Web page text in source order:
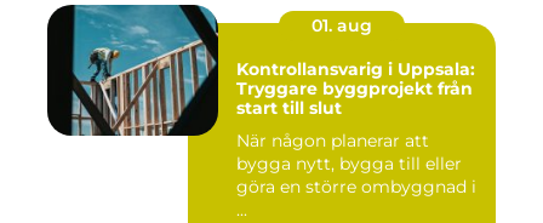
01. aug
Kontrollansvarig i Uppsala:
Tryggare byggprojekt från
start till slut
När någon planerar att
bygga nytt, bygga till eller
göra en större ombyggnad i
...